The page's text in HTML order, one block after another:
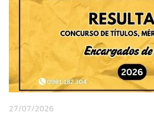
27/07/2026